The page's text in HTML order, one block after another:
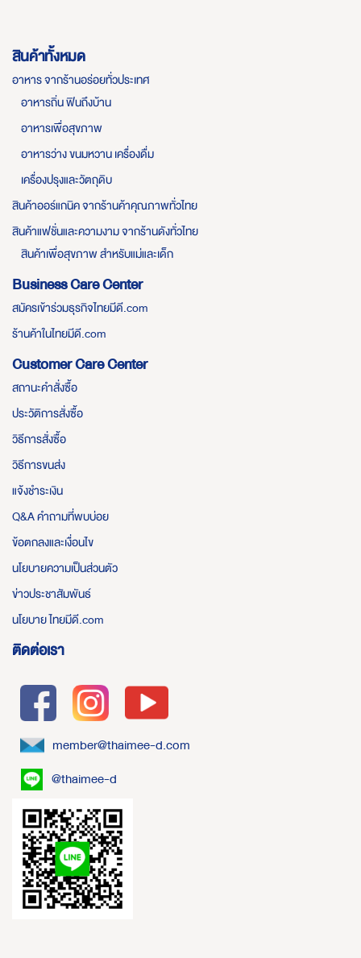
สินค้าทั้งหมด
อาหาร จากร้านอร่อยทั่วประเทศ
อาหารถิ่น ฟินถึงบ้าน
อาหารเพื่อสุขภาพ
อาหารว่าง ขนมหวาน เครื่องดื่ม
เครื่องปรุงและวัตถุดิบ
สินค้าออร์แกนิค จากร้านค้าคุณภาพทั่วไทย
สินค้าแฟชั่นและความงาม จากร้านดังทั่วไทย
สินค้าเพื่อสุขภาพ สำหรับแม่และเด็ก
Business Care Center
สมัครเข้าร่วมธุรกิจไทยมีดี.com
ร้านค้าในไทยมีดี.com
Customer Care Center
สถานะคำสั่งซื้อ
ประวัติการสั่งซื้อ
วิธีการสั่งซื้อ
วิธีการขนส่ง
แจ้งชำระเงิน
Q&A คำถามที่พบบ่อย
ข้อตกลงและเงื่อนไข
นโยบายความเป็นส่วนตัว
ข่าวประชาสัมพันธ์
นโยบาย ไทยมีดี.com
ติดต่อเรา
member@thaimee-d.com
@thaimee-d